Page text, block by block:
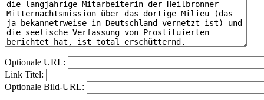
Optionale URL:
Link Titel:
Optionale Bild-URL: